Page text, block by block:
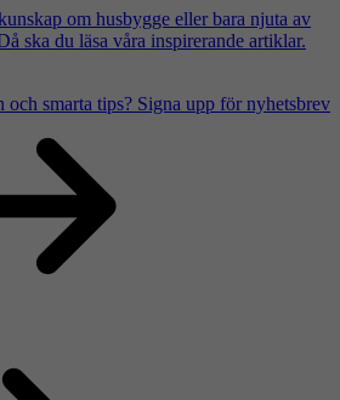
om husbygge eller bara njuta av
ska du läsa våra inspirerande artiklar.
och smarta tips? Signa upp för nyhetsbrev